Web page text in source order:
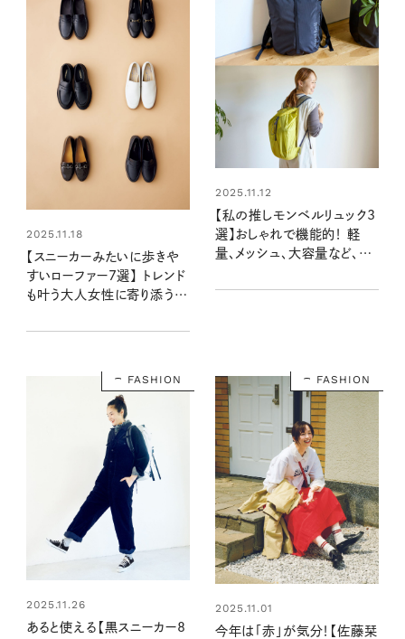
2025.11.18
【スニーカーみたいに歩きや
すいローファー7選】 トレンド
も叶う大人女性に寄り添う一
2025.11.12
【私の推しモンベルリュック3
選】おしゃれで機能的！ 軽
量、メッシュ、大容量など、用
利な3型はコレ！
FASHION
2025.11.26
あると使える【黒スニーカー8
FASHION
2025.11.01
今年は「赤」が気分！【佐藤栞